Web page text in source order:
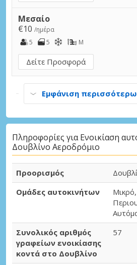
Μεσαίο
€10 /ημέρα
5
5 M
Δείτε Προσφορά
Εμφάνιση
Πληροφορίες για Ενοικίαση
Δουβλίνο Αεροδρόμιο
Προορισμός
Ομάδες αυτοκινήτων
Συνολικός αριθμός
γραφείων ενοικίασης
κοντά στο Δουβλίνο
57